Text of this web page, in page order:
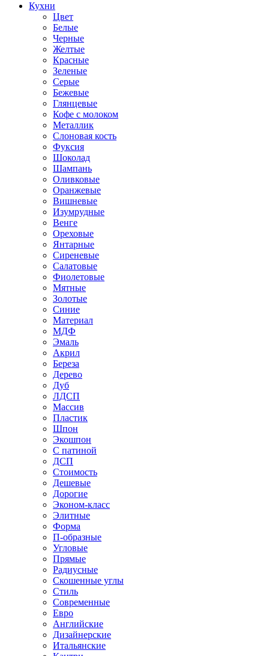
Кухни
Цвет
Белые
Черные
Желтые
Красные
Зеленые
Серые
Бежевые
Глянцевые
Кофе с молоком
Металлик
Слоновая кость
Фуксия
Шоколад
Шампань
Оливковые
Оранжевые
Вишневые
Изумрудные
Венге
Ореховые
Янтарные
Сиреневые
Салатовые
Фиолетовые
Мятные
Золотые
Синие
Материал
МДФ
Эмаль
Акрил
Береза
Дерево
Дуб
ЛДСП
Массив
Пластик
Шпон
Экошпон
С патиной
ДСП
Стоимость
Дешевые
Дорогие
Эконом-класс
Элитные
Форма
П-образные
Угловые
Прямые
Радиусные
Скошенные углы
Стиль
Современные
Евро
Английские
Дизайнерские
Итальянские